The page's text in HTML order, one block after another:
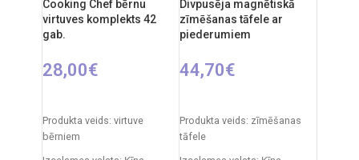
Cooking Chef bērnu
virtuves komplekts 42
gab.
28,00€
Produkta veids: virtuve
bērniem
Divpusēja magnētiskā
zīmēšanas tāfele ar
piederumiem
44,70€
Produkta veids: zīmēšanas
tāfele